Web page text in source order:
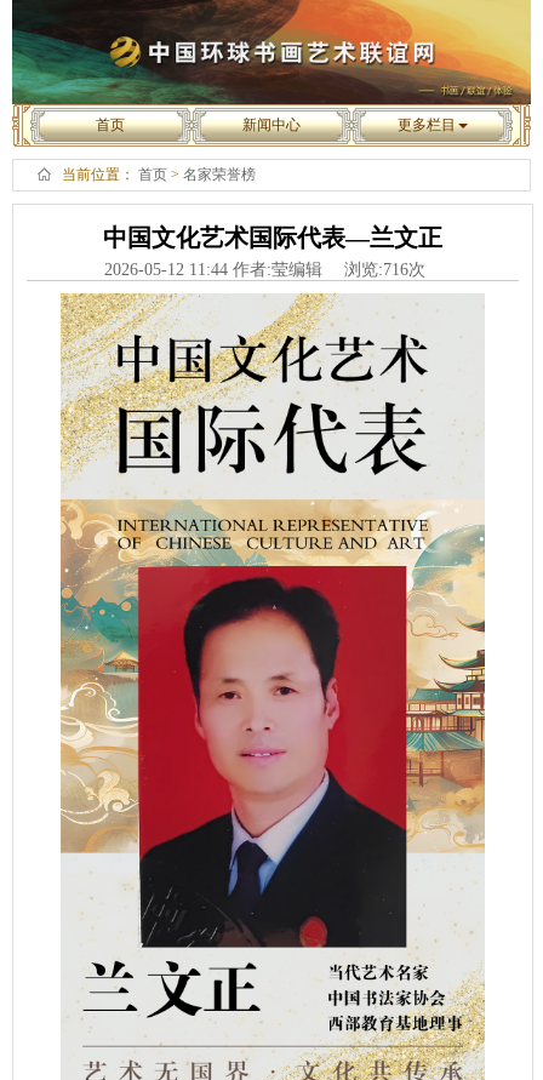
首页 新闻中心 更多栏目
当前位置： 首页 > 名家荣誉榜
中国文化艺术国际代表—兰文正
2026-05-12 11:44 作者:莹编辑 浏览:716次